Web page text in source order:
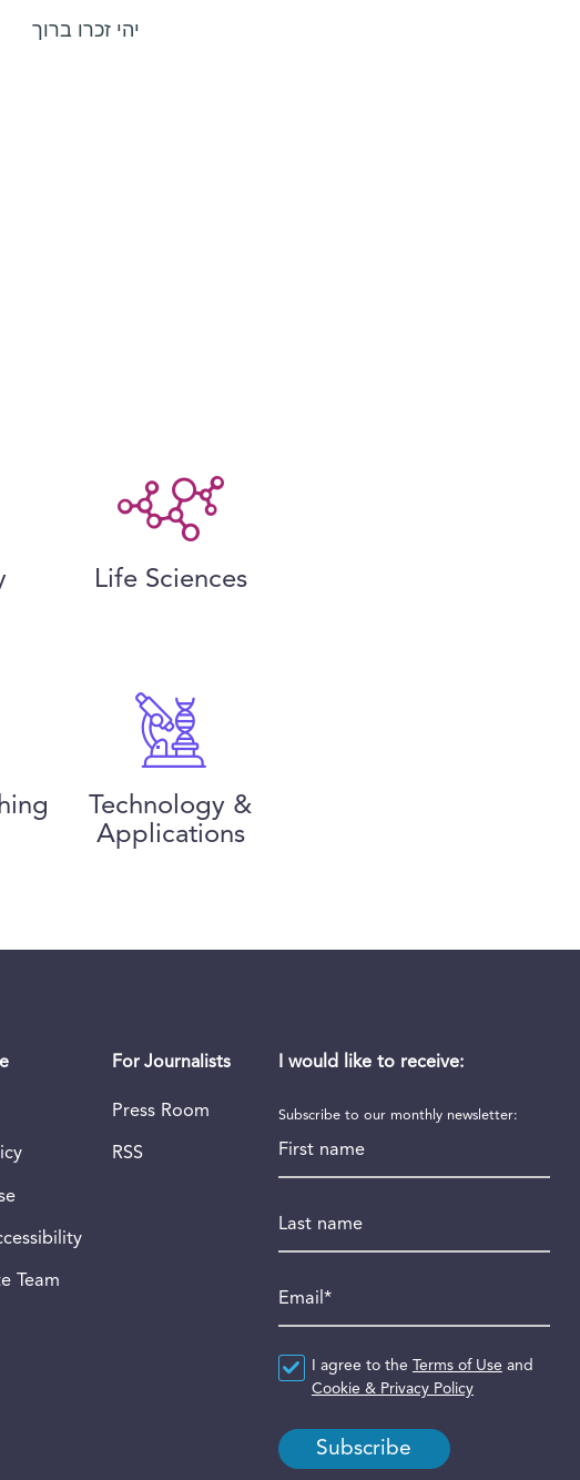
יהי זכרו ברוך
Life Sciences
Technology &
Applications
Team
For Journalists
Press Room
RSS
I would like to receive:
Subscribe to our monthly newsletter:
Agreement*
I agree to the Terms of Use and
Cookie & Privacy Policy